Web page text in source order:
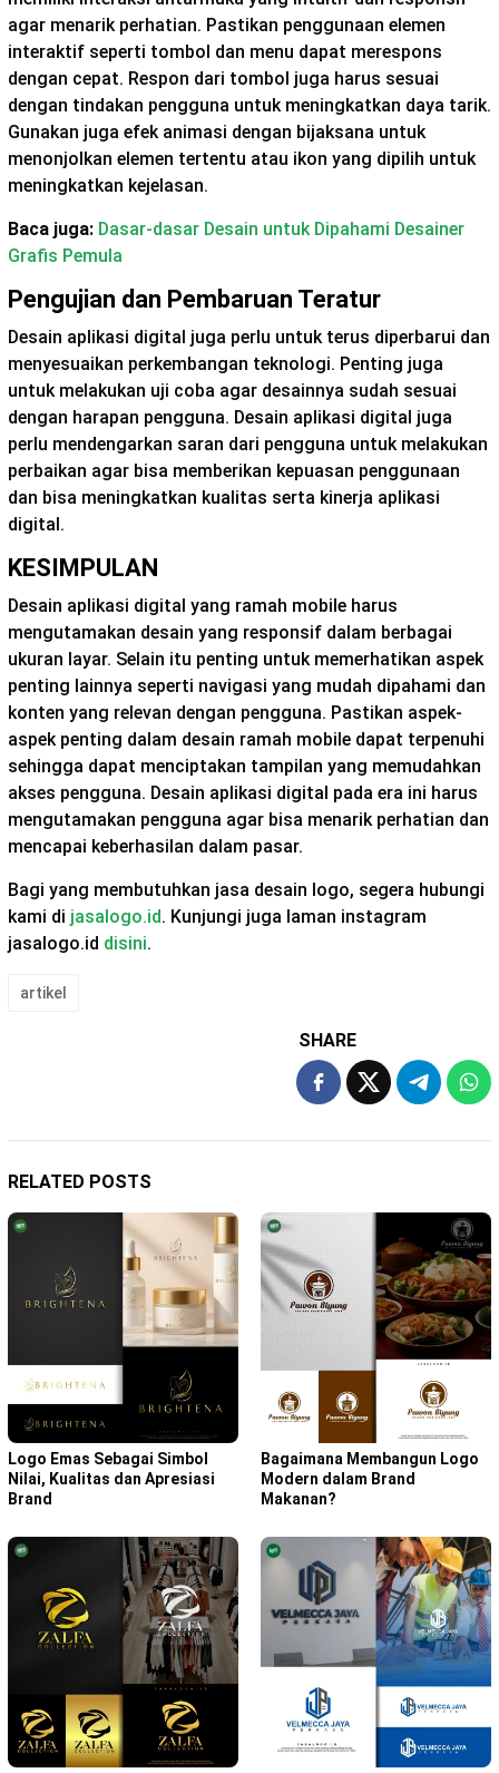
agar menarik perhatian. Pastikan penggunaan elemen
interaktif seperti tombol dan menu dapat merespons
dengan cepat. Respon dari tombol juga harus sesuai
dengan tindakan pengguna untuk meningkatkan daya tarik.
Gunakan juga efek animasi dengan bijaksana untuk
menonjolkan elemen tertentu atau ikon yang dipilih untuk
meningkatkan kejelasan.
Baca juga: Dasar-dasar Desain untuk Dipahami Desainer
Grafis Pemula
Pengujian dan Pembaruan Teratur
Desain aplikasi digital juga perlu untuk terus diperbarui dan
menyesuaikan perkembangan teknologi. Penting juga
untuk melakukan uji coba agar desainnya sudah sesuai
dengan harapan pengguna. Desain aplikasi digital juga
perlu mendengarkan saran dari pengguna untuk melakukan
perbaikan agar bisa memberikan kepuasan penggunaan
dan bisa meningkatkan kualitas serta kinerja aplikasi
digital.
KESIMPULAN
Desain aplikasi digital yang ramah mobile harus
mengutamakan desain yang responsif dalam berbagai
ukuran layar. Selain itu penting untuk memerhatikan aspek
penting lainnya seperti navigasi yang mudah dipahami dan
konten yang relevan dengan pengguna. Pastikan aspek-
aspek penting dalam desain ramah mobile dapat terpenuhi
sehingga dapat menciptakan tampilan yang memudahkan
akses pengguna. Desain aplikasi digital pada era ini harus
mengutamakan pengguna agar bisa menarik perhatian dan
mencapai keberhasilan dalam pasar.
Bagi yang membutuhkan jasa desain logo, segera hubungi
kami di jasalogo.id. Kunjungi juga laman instagram
jasalogo.id disini.
artikel
SHARE
RELATED POSTS
Logo Emas Sebagai Simbol
Nilai, Kualitas dan Apresiasi
Brand
Bagaimana Membangun Logo
Modern dalam Brand
Makanan?